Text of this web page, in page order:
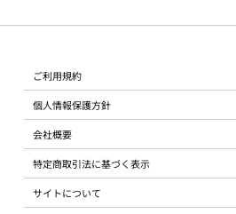
ご利用規約
個人情報保護方針
会社概要
特定商取引法に基づく表示
サイトについて